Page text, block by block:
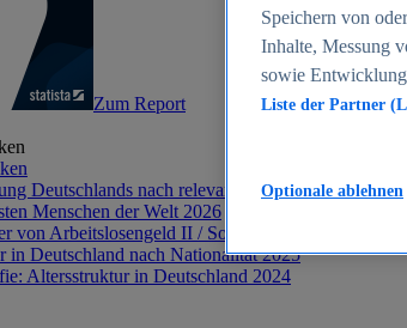
Zum Report
Deutschlands nach relevanten Altersgruppen 2024
Menschen der Welt 2026
von Arbeitslosengeld II / Sozialgeld / Bürgergeld in
in Deutschland nach Nationalität 2025
Altersstruktur in Deutschland 2024
Speichern von
Inhalte, Messung
sowie
Liste der Partner
Optionale ablehnen